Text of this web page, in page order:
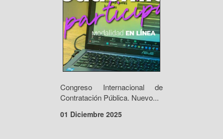
Congreso Internacional de
Contratación Pública. Nuevo...
01 Diciembre 2025